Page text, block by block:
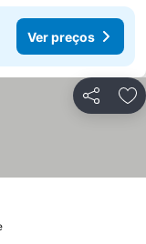
Ver preços
Partilhar